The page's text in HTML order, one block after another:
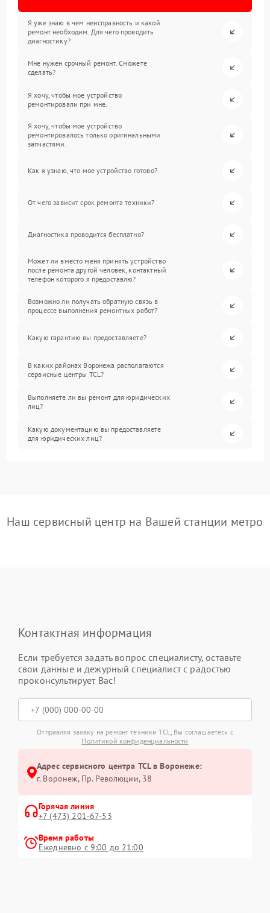
Я уже знаю в чем неисправность и какой
ремонт необходим. Для чего проводить
диагностику?
Мне нужен срочный ремонт. Сможете
сделать?
Я хочу, чтобы мое устройство
ремонтировали при мне.
Я хочу, чтобы мое устройство
ремонтировалось только оригинальными
запчастями.
Как я узнаю, что мое устройство готово?
От чего зависит срок ремонта техники?
Диагностика проводится бесплатно?
Может ли вместо меня принять устройство
после ремонта другой человек, контактный
телефон которого я предоставлю?
Возможно ли получать обратную связь в
процессе выполнения ремонтных работ?
Какую гарантию вы предоставляете?
В каких районах Воронежа располагаются
сервисные центры TCL?
Выполняете ли вы ремонт для юридических
лиц?
Какую документацию вы предоставляете
для юридических лиц?
Наш сервисный центр на Вашей станции метро
Контактная информация
Если требуется задать вопрос специалисту, оставьте
свои данные и дежурный специалист с радостью
проконсультирует Вас!
Отправляя заявку на ремонт техники TCL, Вы соглашаетесь с
Политикой конфиденциальности
Адрес сервисного центра TCL в Воронеже:
г. Воронеж, Пр. Революции, 38
Горячая линия
+7 (473) 201-67-53
Время работы
Ежедневно с 9:00 до 21:00